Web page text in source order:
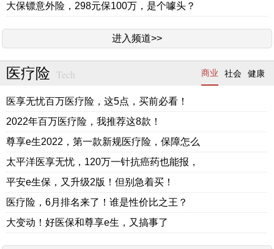
大保镖意外险，298元保100万，是个噱头？
进入频道>>
医疗险 Tech 商业 社会 健康
医享无忧百万医疗险，这5点，买前必看！
2022年百万医疗险，我推荐这8款！
尊享e生2022，第一款新规医疗险，保障怎么
太平洋医享无忧，120万一针抗癌药也能报，
平安e生保，又升级2版！但别急着买！
医疗险，6月排名来了！谁是性价比之王？
大变动！好医保和尊享e生，又搞事了